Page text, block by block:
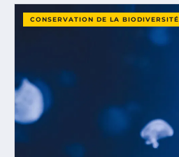
CONSERVATION DE LA BIODIVERSITÉ